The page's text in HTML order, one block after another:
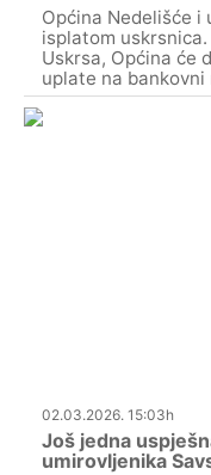
Općina Nedelišće i
isplatom
Uskrsa, Općina će
uplate na
02.03.2026. 15:03h
Još jedna
umirovljenika